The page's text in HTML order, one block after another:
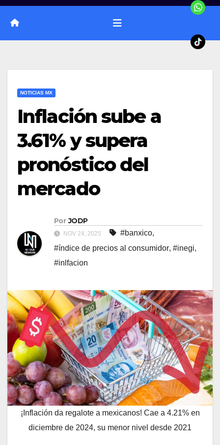
NOTICIAS MX
Inflación sube a
3.61% y supera
pronóstico del
mercado
Por JODP
NOV 24, 2025 #banxico,
#índice de precios al consumidor, #inegi,
#inlfacion
¡Inflación da regalote a mexicanos! Cae a 4.21% en
diciembre de 2024, su menor nivel desde 2021